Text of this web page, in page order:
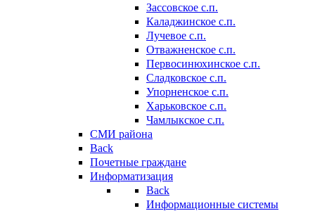
Зассовское с.п.
Каладжинское с.п.
Лучевое с.п.
Отважненское с.п.
Первосинюхинское с.п.
Сладковское с.п.
Упорненское с.п.
Харьковское с.п.
Чамлыкское с.п.
СМИ района
Back
Почетные граждане
Информатизация
Back
Информационные системы